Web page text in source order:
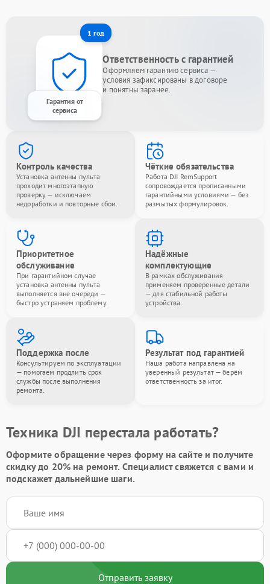
1 год
Гарантия от
сервиса
Ответственность с гарантией
Оформляем гарантию сервиса —
условия зафиксированы в договоре
и понятны заранее.
Контроль качества
Установка антенны пульта
проходит многоэтапную
проверку — исключаем
недоработки и повторные сбои.
Чёткие обязательства
Работа DJI RemSupport
сопровождается прописанными
гарантийными условиями — без
размытых формулировок.
Приоритетное
обслуживание
При гарантийном случае
установка антенны пульта
выполняется вне очереди —
быстро устраняем проблему.
Надёжные
комплектующие
В рамках обслуживания
применяем проверенные детали
— для стабильной работы
устройства.
Поддержка после
Консультируем по эксплуатации
— помогаем продлить срок
службы после выполнения
ремонта.
Результат под гарантией
Наша работа направлена на
уверенный результат — берём
ответственность за итог.
Техника DJI перестала работать?
Оформите обращение через форму на сайте и получите
скидку до 20%на ремонт. Специалист свяжется с вами и
подскажет дальнейшие шаги.
Отправить заявку